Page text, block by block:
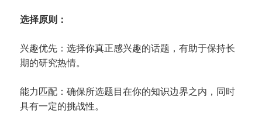
选择原则：
兴趣优先：选择你真正感兴趣的话题，有助于保持长
期的研究热情。
能力匹配：确保所选题目在你的知识边界之内，同时
具有一定的挑战性。